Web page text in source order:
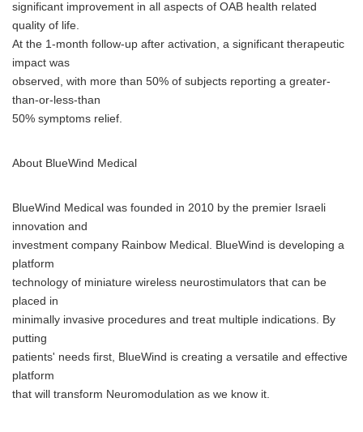
significant improvement in all aspects of OAB health related
quality of life.
At the 1-month follow-up after activation, a significant therapeutic
impact was
observed, with more than 50% of subjects reporting a greater-
than-or-less-than
50% symptoms relief.
About BlueWind Medical
BlueWind Medical was founded in 2010 by the premier Israeli
innovation and
investment company Rainbow Medical. BlueWind is developing a
platform
technology of miniature wireless neurostimulators that can be
placed in
minimally invasive procedures and treat multiple indications. By
putting
patients' needs first, BlueWind is creating a versatile and effective
platform
that will transform Neuromodulation as we know it.